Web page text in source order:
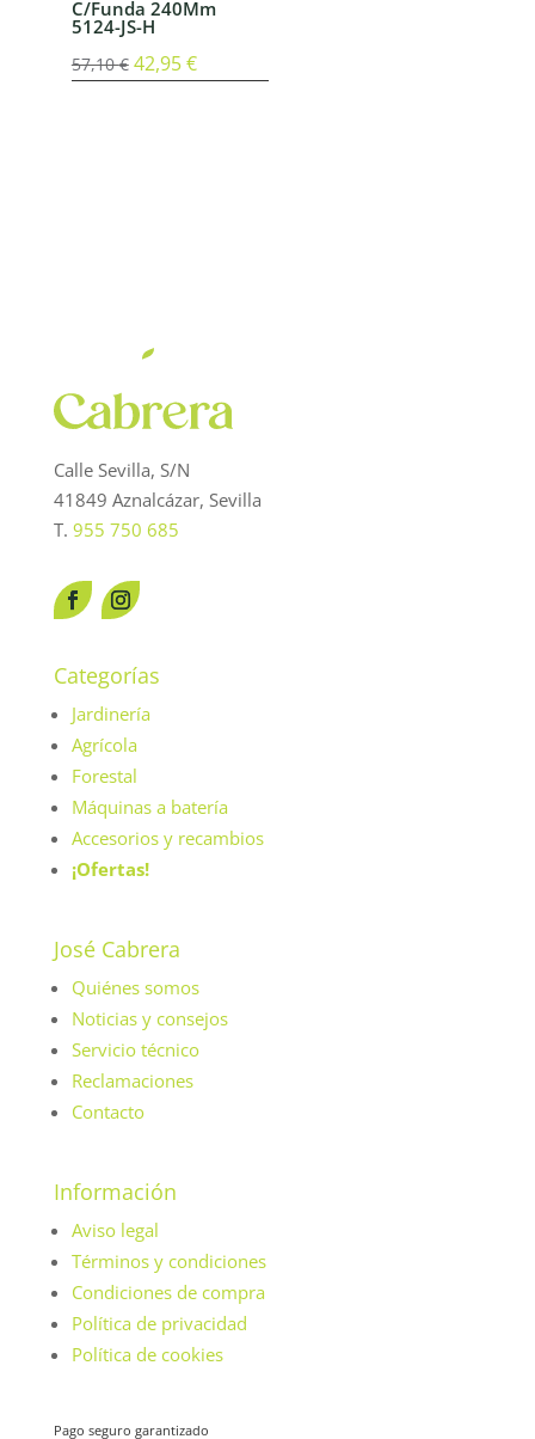
C/Funda 240Mm
5124-JS-H
57,10€ El
42,95€El
Calle Sevilla, S/N
41849 Aznalcázar, Sevilla
T. 955 750 685
Categorías
Jardinería
Agrícola
Forestal
Máquinas a batería
Accesorios y recambios
¡Ofertas!
José Cabrera
Quiénes somos
Noticias y consejos
Servicio técnico
Reclamaciones
Contacto
Información
Aviso legal
Términos y condiciones
Condiciones de compra
Política de privacidad
Política de cookies
Pago seguro garantizado